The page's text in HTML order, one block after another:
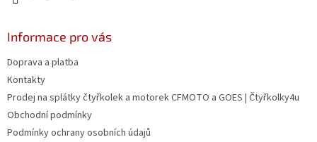
Informace pro vás
Doprava a platba
Kontakty
Prodej na splátky čtyřkolek a motorek CFMOTO a GOES | Čtyřkolky4u
Obchodní podmínky
Podmínky ochrany osobních údajů